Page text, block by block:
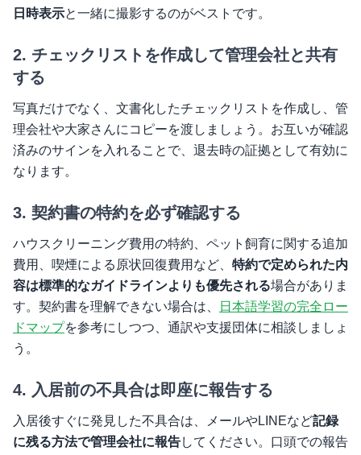
日時表示と一緒に撮影するのがベストです。
2. チェックリストを作成して管理会社と共有
する
写真だけでなく、文書化したチェックリストを作成し、管
理会社や大家さんにコピーを渡しましょう。お互いが確認
済みのサインを入れることで、退去時の証拠として有効に
なります。
3. 契約書の特約を必ず確認する
ハウスクリーニング費用の特約、ペット飼育に関する追加
費用、喫煙による原状回復費用など、 特約で定められた内
容は標準的なガイドラインよりも優先される場合がありま
す。契約書を理解できない場合は、
日本語学習の完全ロー
ドマップを参考にしつつ、通訳や支援団体に相談しましょ
う。
4. 入居前の不具合は即座に報告する
入居後すぐに発見した不具合は、メールやLINEなど記録
に残る方法で管理会社に報告してください。口頭での報告